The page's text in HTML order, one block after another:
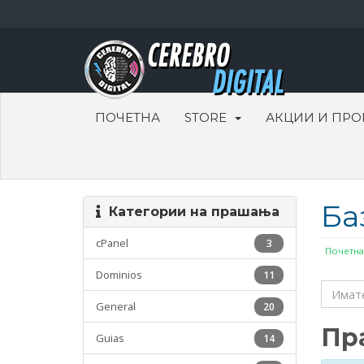
ПОЧЕТНА STORE АКЦИИ И
Почетна
Категории на прашања
3
cPanel
11
Dominios
20
General
14
Guias